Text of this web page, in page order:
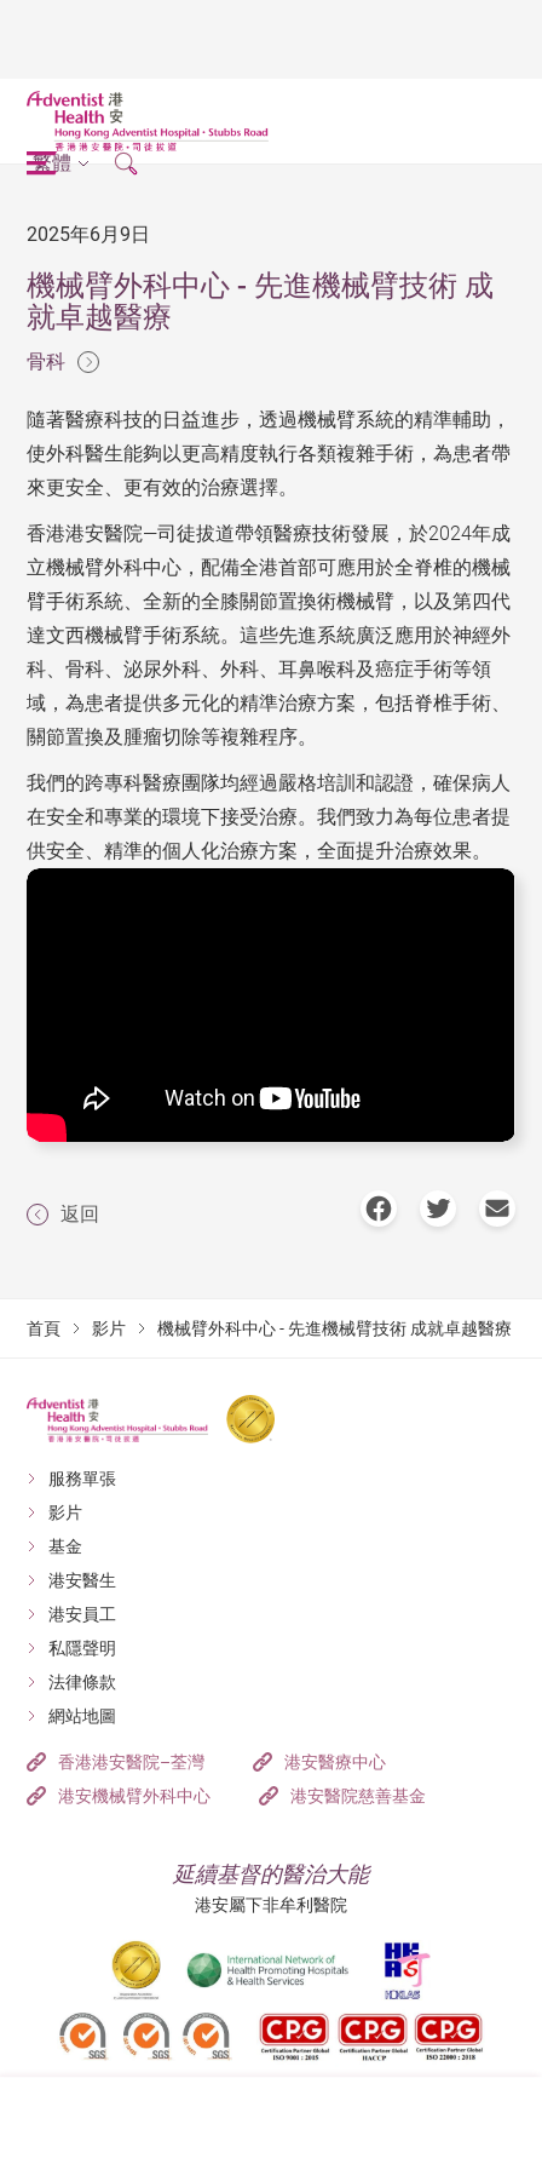
繁體
2025年6月9日
機械臂外科中心 - 先進機械臂技術 成
就卓越醫療
骨科
隨著醫療科技的日益進步，透過機械臂系統的精準輔助，
使外科醫生能夠以更高精度執行各類複雜手術，為患者帶
來更安全、更有效的治療選擇。
香港港安醫院—司徒拔道帶領醫療技術發展，於2024年成
立機械臂外科中心，配備全港首部可應用於全脊椎的機械
臂手術系統、全新的全膝關節置換術機械臂，以及第四代
達文西機械臂手術系統。這些先進系統廣泛應用於神經外
科、骨科、泌尿外科、外科、耳鼻喉科及癌症手術等領
域，為患者提供多元化的精準治療方案，包括脊椎手術、
關節置換及腫瘤切除等複雜程序。
我們的跨專科醫療團隊均經過嚴格培訓和認證，確保病人
在安全和專業的環境下接受治療。我們致力為每位患者提
供安全、精準的個人化治療方案，全面提升治療效果。
返回
首頁 影片 機械臂外科中心 - 先進機械臂技術 成就卓越醫療
服務單張
影片
基金
港安醫生
港安員工
私隱聲明
法律條款
網站地圖
香港港安醫院–荃灣
港安醫療中心
港安機械臂外科中心
港安醫院慈善基金
延續基督的醫治大能
港安屬下非牟利醫院